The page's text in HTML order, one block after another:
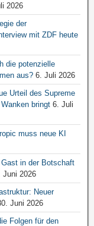
2026
der
mit ZDF heute
die potenzielle
aus? 6. Juli 2026
Urteil des Supreme
bringt 6. Juli
muss neue KI
in der Botschaft
Juni 2026
Neuer
Juni 2026
Folgen für den